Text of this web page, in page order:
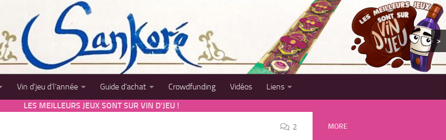
>
Vin d’jeu d’l’année Guide d’achat Crowdfunding Vidéos
Liens
LES MEILLEURS JEUX SONT SUR VIN D'JEU !
2 MORE